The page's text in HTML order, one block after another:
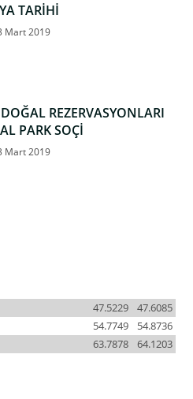
TARİHİ
Mart 2019
REZERVASYONLARI
PARK SOÇİ
Mart 2019
47.6085
47.5229
54.8736
54.7749
64.1203
63.7878